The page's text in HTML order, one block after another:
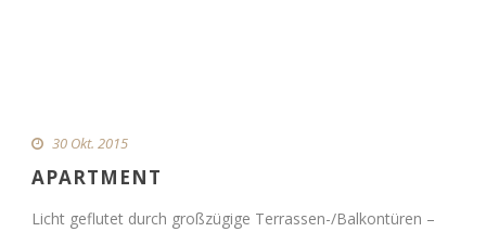
30 Okt. 2015
APARTMENT
Licht geflutet durch großzügige Terrassen-/Balkontüren –